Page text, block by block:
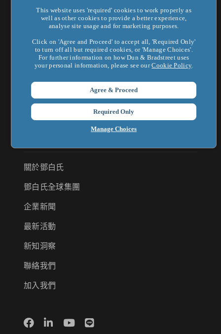
首頁
AI 數據解決方案
財務風險管理
市場及行銷拓展
關於鄧白氏
鄧白氏全球集團
企業新聞
最新活動
新知洞察
聯絡我們
加入我們
This website uses 'required' cookies to work properly as
well as other cookies to provide a better experience,
analyse site usage and for marketing purposes.
Click on 'Agree and Proceed' to accept all, 'Required Only'
to turn off all but required cookies, or 'Manage Choices'.
For further information on how Dun & Bradstreet uses
your personal information, please see ourCookie Policy.
Manage Choices
Agree & Proceed
Required Only